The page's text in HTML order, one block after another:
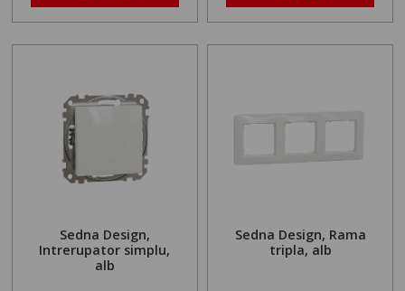
Sedna Design,
Intrerupator simplu,
alb
Sedna Design, Rama
tripla, alb